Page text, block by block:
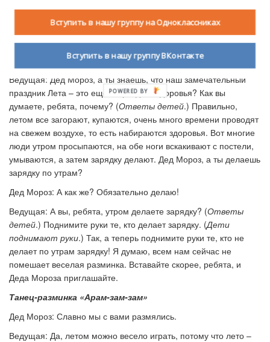
Дед Мороз: Так, правильно.
Ведущая: А летом повсюду кружатся бабочки, мотыльки,
стрекозы, на прудах квакают лягушки (группа «Непоседы» )
«Две лягушки»,танец «Танец лягушат»
Ведущая: Дед Мороз, а ты знаешь, что наш замечательный
праздник Лета – это еще и праздник здоровья? Как вы
думаете, ребята, почему? (Ответы детей.) Правильно,
летом все загорают, купаются, очень много времени проводят
на свежем воздухе, то есть набираются здоровья. Вот многие
люди утром просыпаются, на обе ноги вскакивают с постели,
умываются, а затем зарядку делают. Дед Мороз, а ты делаешь
зарядку по утрам?
Дед Мороз: А как же? Обязательно делаю!
Ведущая: А вы, ребята, утром делаете зарядку? (Ответы
детей.) Поднимите руки те, кто делает зарядку. (Дети
поднимают руки.) Так, а теперь поднимите руки те, кто не
делает по утрам зарядку! Я думаю, всем нам сейчас не
помешает веселая разминка. Вставайте скорее, ребята, и
Деда Мороза приглашайте.
Танец-разминка «Арам-зам-зам»
Дед Мороз: Славно мы с вами размялись.
Ведущая: Да, летом можно весело играть, потому что лето –
Вступить в нашу группу на Одноклассниках
Вступить в нашу группу ВКонтакте